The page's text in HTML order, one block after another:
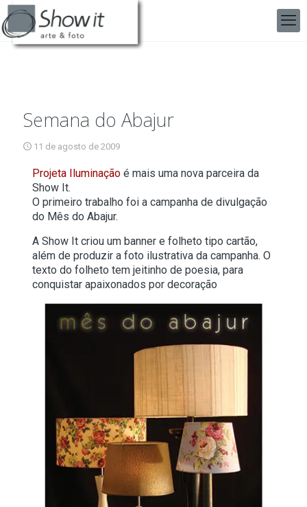
Semana do Abajur
11 de agosto de 2009
Projeta Iluminaçãoé mais uma nova parceira da
Show It.
O primeiro trabalho foi a campanha de divulgação
do Mês do Abajur.
A Show It criou um banner e folheto tipo cartão,
além de produzir a foto ilustrativa da campanha. O
texto do folheto tem jeitinho de poesia, para
conquistar apaixonados por decoração